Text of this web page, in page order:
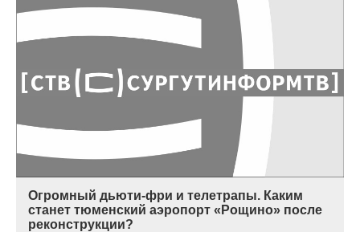
Огромный дьюти-фри и телетрапы. Каким
станет тюменский аэропорт «Рощино» после
реконструкции?